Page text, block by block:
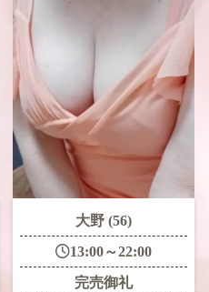
大野 (56)
13:00～22:00
完売御礼